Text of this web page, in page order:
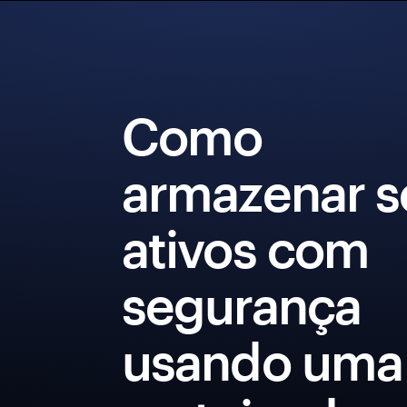
Como
armazenar
ativos com
segurança
usando uma